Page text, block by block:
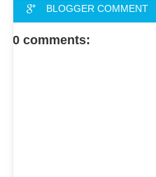
BLOGGER COMMENT
FACEBOOK COMMENT
0 comments: